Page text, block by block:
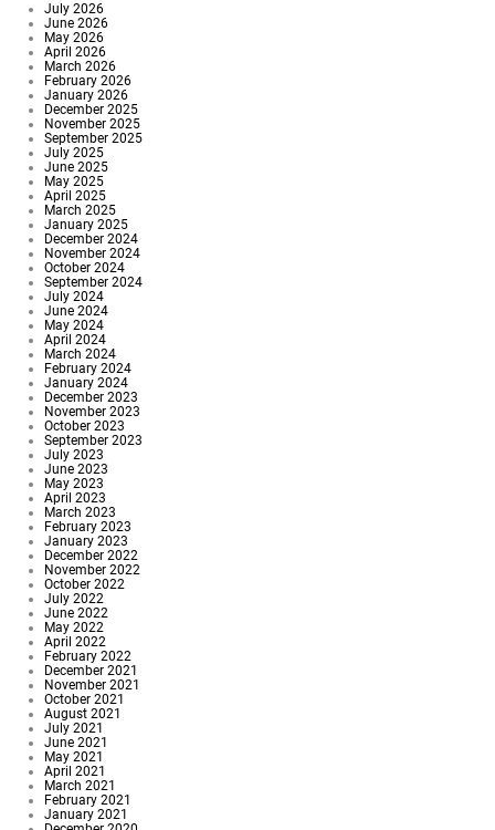
July 2026
June 2026
May 2026
April 2026
March 2026
February 2026
January 2026
December 2025
November 2025
September 2025
July 2025
June 2025
May 2025
April 2025
March 2025
January 2025
December 2024
November 2024
October 2024
September 2024
July 2024
June 2024
May 2024
April 2024
March 2024
February 2024
January 2024
December 2023
November 2023
October 2023
September 2023
July 2023
June 2023
May 2023
April 2023
March 2023
February 2023
January 2023
December 2022
November 2022
October 2022
July 2022
June 2022
May 2022
April 2022
February 2022
December 2021
November 2021
October 2021
August 2021
July 2021
June 2021
May 2021
April 2021
March 2021
February 2021
January 2021